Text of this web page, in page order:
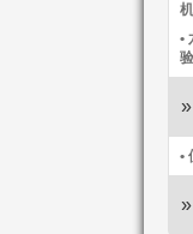
机​
•
•